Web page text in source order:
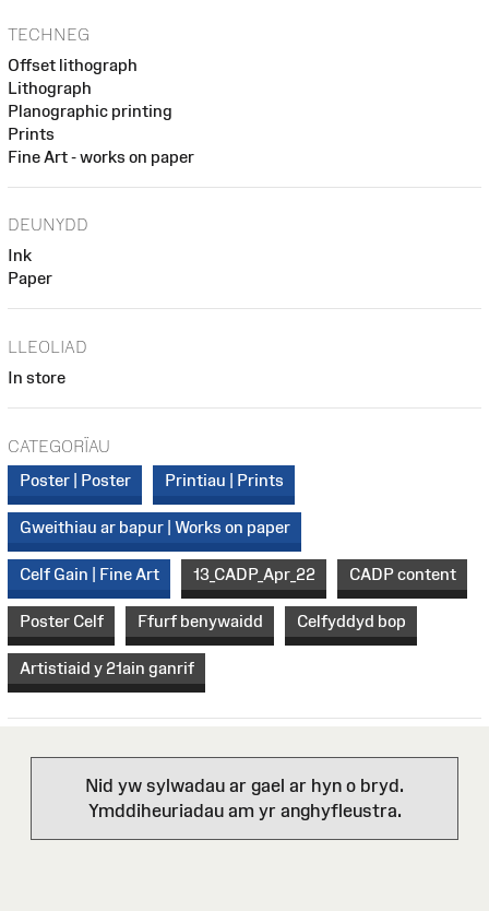
TECHNEG
Offset lithograph
Lithograph
Planographic printing
Prints
Fine Art - works on paper
DEUNYDD
Ink
Paper
LLEOLIAD
In store
CATEGORÏAU
Poster | Poster
Printiau | Prints
Gweithiau ar bapur | Works on paper
Celf Gain | Fine Art 13_CADP_Apr_22 CADP content
Poster Celf Ffurf benywaidd Celfyddyd bop
Artistiaid y 21ain ganrif
Nid yw sylwadau ar gael ar hyn o bryd.
Ymddiheuriadau am yr anghyfleustra.